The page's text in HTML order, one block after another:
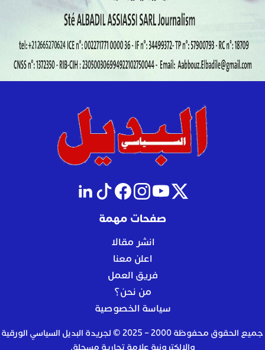
صفحات مهمة
انشر مقالا
اعلن معنا
فريق العمل
من نحن؟
سياسة الخصوصية
جميع الحقوق محفوظة 2000 – 2025 © لجريدة البديل السياسي الورقية
والإلكترونية علامة تجارية مسجلة.